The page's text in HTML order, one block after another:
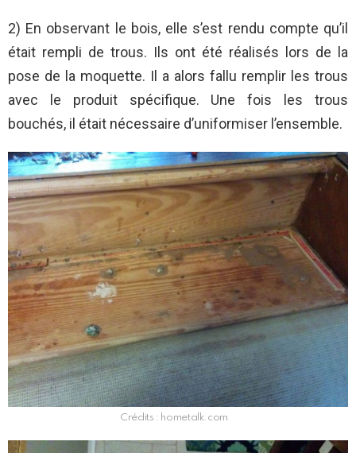
2) En observant le bois, elle s’est rendu compte qu’il
était rempli de trous. Ils ont été réalisés lors de la
pose de la moquette. Il a alors fallu remplir les trous
avec le produit spécifique. Une fois les trous
bouchés, il était nécessaire d’uniformiser l’ensemble.
Crédits : hometalk.com